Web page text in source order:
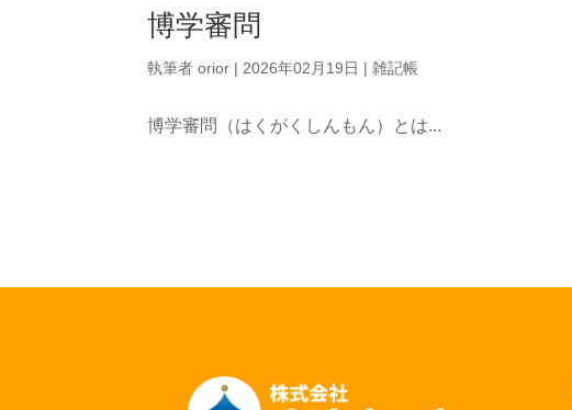
博学審問
執筆者orior | 2026年02月19日 |雑記帳
博学審問（はくがくしんもん）とは...